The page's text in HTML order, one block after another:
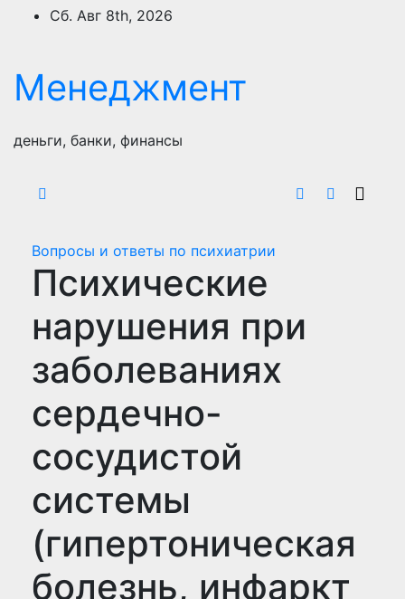
ПерейтиСб. Авг 8th, 2026
Менеджмент
деньги, банки, финансы
Вопросы и ответы по психиатрии
Психические
нарушения при
заболеваниях
сердечно-
сосудистой
системы
(гипертоническая
болезнь, инфаркт